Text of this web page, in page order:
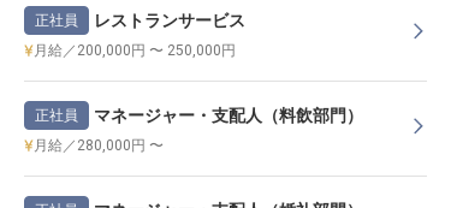
正社員 レストランサービス
月給／200,000円 〜 250,000円
正社員 マネージャー・支配人（料飲部門）
月給／280,000円 〜